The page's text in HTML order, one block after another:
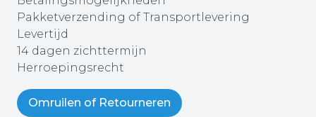
Pakketverzending of Transportlevering
Levertijd
14 dagen zichttermijn
Herroepingsrecht
Omruilen of Retourneren